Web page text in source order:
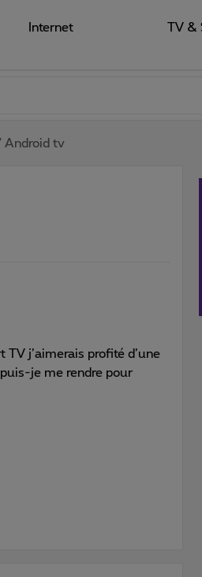
Internet TV &
Android tv
j’aimerais profité d’une
je me rendre pour